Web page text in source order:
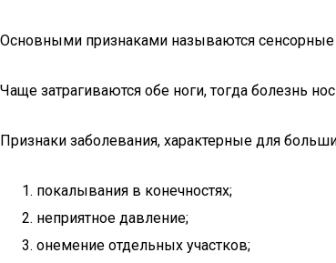
Основными признаками называются сенсорные
Чаще затрагиваются обе ноги, тогда болезнь
Признаки заболевания, характерные для
покалывания в конечностях;
неприятное давление;
онемение отдельных участков;